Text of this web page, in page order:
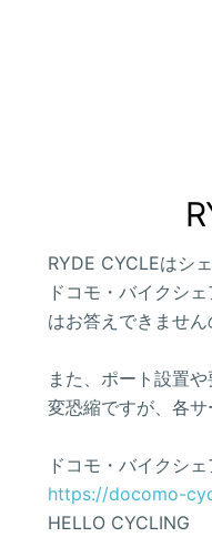
RYDE CYCLEはシ
ドコモ・バイクシ
はお答えできません
また、ポート設置
変恐縮ですが、各
ドコモ・バイクシェ
https://docomo-
HELLO CYCLING